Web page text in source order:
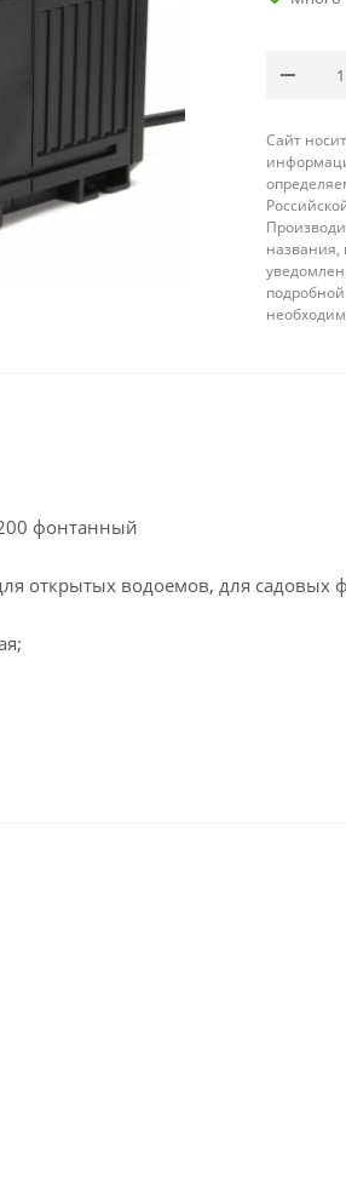
Сайт
названия,
фонтанный
открытых водоемов, для садовых